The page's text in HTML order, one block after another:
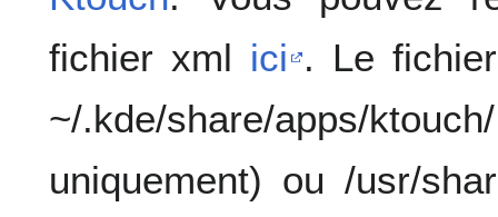
fichier xml ici . Le
~/.kde/share/apps/
uniquement) ou /usr/